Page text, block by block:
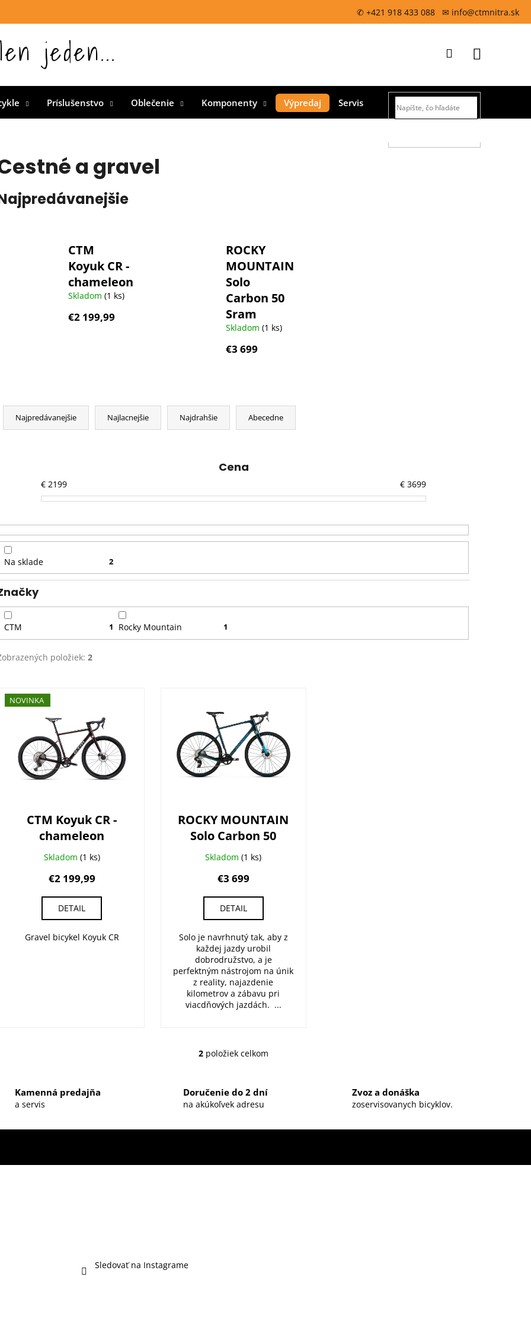
✆ +421 918 433 088 ✉ info@ctmnitra.sk
jeden...
Príslušenstvo Oblečenie Komponenty Výpredaj Servis
Prihlásenie
košík
a gravel
CTM
Koyuk CR -
chameleon
Skladom (1 ks)
€2 199,99
ROCKY
MOUNTAIN
Solo
Carbon 50
Sram
Skladom (1 ks)
€3 699
R
d
d
o
Najpredávanejšie Najlacnejšie Najdrahšie Abecedne
Cena
€ 2199 € 3699
Na sklade 2
CTM 1 Rocky Mountain 1
položiek: 2
ý NOVINKA
CTM Koyuk CR -
chameleon
Skladom (1 ks)
€2 199,99
DETAIL
Gravel bicykel Koyuk CR
ROCKY MOUNTAIN
Solo Carbon 50
Sram
Skladom(1 ks)
€3 699
DETAIL
Solo je navrhnutý tak, aby z
každej jazdy urobil
dobrodružstvo, a je
perfektným nástrojom na únik
z reality, najazdenie
kilometrov a zábavu pri
viacdňových jazdách. ...
O
l
á
d
e
2 položiek celkom
Kamenná predajňa
a servis
Doručenie do 2 dní
na akúkoľvek adresu
Zvoz a donáška
zoservisovanych bicyklov.
Sledovať na Instagrame